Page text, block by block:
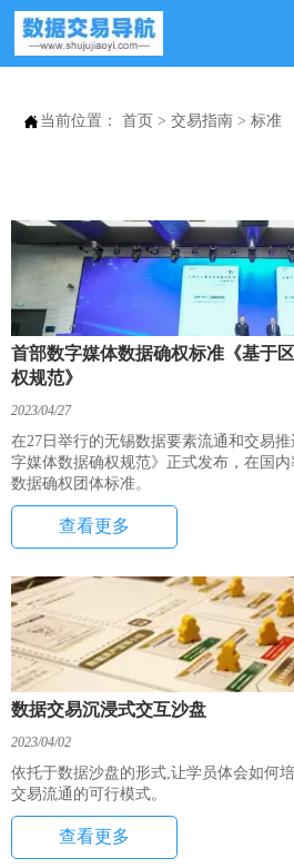
 当前位置： 首页 > 交易指南 > 标准
首部数字媒体数据确权标准《基于
权规范》
2023/04/27
在27日举行的无锡数据要素流通和交易
字媒体数据确权规范》正式发布，在国
数据确权团体标准。
查看更多
数据交易沉浸式交互沙盘
2023/04/02
依托于数据沙盘的形式,让学员体会如何
交易流通的可行模式。
查看更多